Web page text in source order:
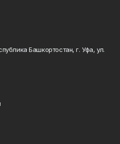
Башкортостан, г. Уфа, ул.